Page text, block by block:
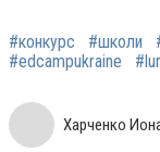
#конкурс #школи
#edcampukraine
Харченко